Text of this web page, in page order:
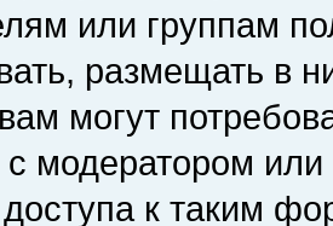
или группам
размещать в
могут
с модератором
к таким